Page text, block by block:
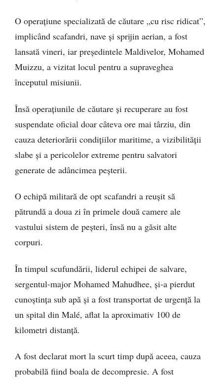
O operațiune specializată de căutare „cu risc ridicat”,
implicând scafandri, nave și sprijin aerian, a fost
lansată vineri, iar președintele Maldivelor, Mohamed
Muizzu, a vizitat locul pentru a supraveghea
începutul misiunii.
Însă operațiunile de căutare și recuperare au fost
suspendate oficial doar câteva ore mai târziu, din
cauza deteriorării condițiilor maritime, a vizibilității
slabe și a pericolelor extreme pentru salvatori
generate de adâncimea peșterii.
O echipă militară de opt scafandri a reușit să
pătrundă a doua zi în primele două camere ale
vastului sistem de peșteri, însă nu a găsit alte
corpuri.
În timpul scufundării, liderul echipei de salvare,
sergentul-major Mohamed Mahudhee, și-a pierdut
cunoștința sub apă și a fost transportat de urgență la
un spital din Malé, aflat la aproximativ 100 de
kilometri distanță.
A fost declarat mort la scurt timp după aceea, cauza
probabilă fiind boala de decompresie. A fost